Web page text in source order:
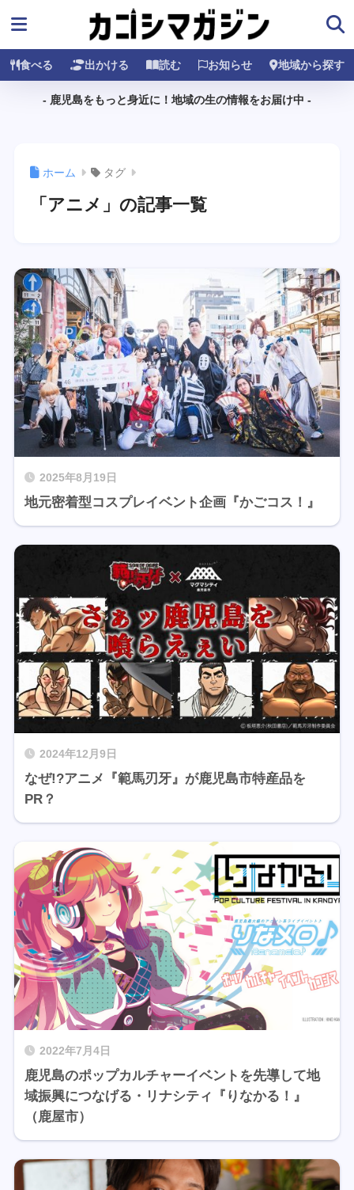
食べる 出かける 読む お知らせ 地域から探す
- 鹿児島をもっと身近に！地域の生の情報をお届け中 -
ホーム タグ
「アニメ」の記事一覧
2025年8月19日
地元密着型コスプレイベント企画『かごコス！』
2024年12月9日
なぜ!?アニメ『範馬刃牙』が鹿児島市特産品を
PR？
2022年7月4日
鹿児島のポップカルチャーイベントを先導して地
域振興につなげる・リナシティ『りなかる！』
（鹿屋市）